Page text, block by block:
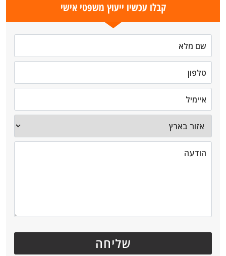
קבלו עכשיו ייעוץ משפטי אישי